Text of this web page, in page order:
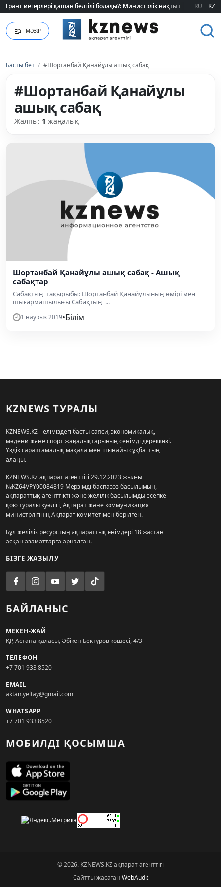
Грант иегерлері қашан белгілі болады?: Министрлік нақты мерзімді
Грант иегерлері қашан белгілі болады?: Министрлік нақты мерзімді
RU KZ
МӘЗІР
Басты бет / #Шортанбай Қанайұлы ашық сабақ
#Шортанбай Қанайұлы
ашық сабақ
Жалпы: 1 жаңалық
Шортанбай Қанайұлы ашық сабақ - Ашық
сабақтар
Сабақтың тақырыбы: Шортанбай Қанайұлының өмірі мен
шығармашылығы Сабақтың ...
1 наурыз 2019•Білім
KZNEWS ТУРАЛЫ
KZNEWS.KZ - еліміздегі басты саяси, экономикалық,
мәдени және спорт жаңалықтарының сенімді дереккөзі.
Үздік сараптамалық мақала мен шынайы сұқбаттың
алаңы.
KZNEWS.KZ ақпарат агенттігі 29.12.2023 жылғы
№KZ64VPY00084819 Мерзімді баспасөз басылымын,
ақпараттық агенттікті және желілік басылымды есепке
қою туралы куәлігі, Ақпарат және коммуникация
министрлігінің Ақпарат комитетімен берілген.
Бұл желілік ресурстың ақпараттық өнімдері 18 жастан
асқан азаматтарға арналған.
БІЗГЕ ЖАЗЫЛУ
БАЙЛАНЫС
МЕКЕН-ЖАЙ
ҚР, Астана қаласы, Әбікен Бектұров көшесі, 4/3
ТЕЛЕФОН
+7 701 933 8520
EMAIL
aktan.yeltay@gmail.com
WHATSAPP
+7 701 933 8520
МОБИЛДІ ҚОСЫМША
© 2026. KZNEWS.KZ ақпарат агенттігі
Сайтты жасаған WebAudit